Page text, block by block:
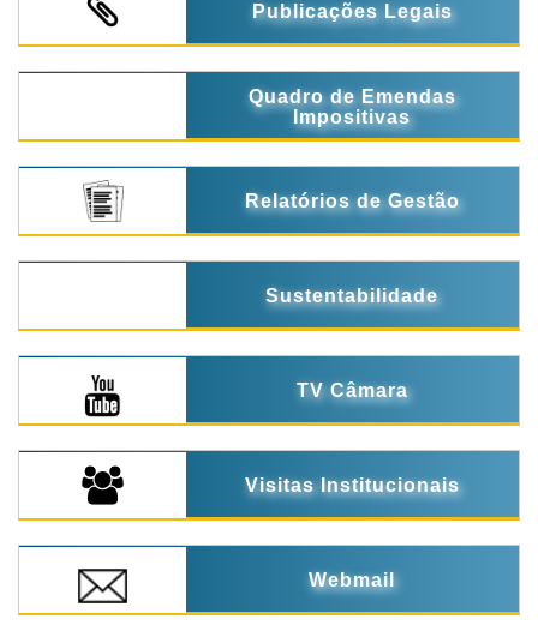
Publicações Legais
Quadro de Emendas
Impositivas
Relatórios de Gestão
Sustentabilidade
TV Câmara
Visitas Institucionais
Webmail